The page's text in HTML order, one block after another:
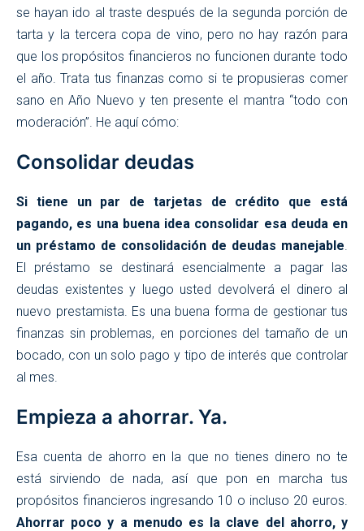
se hayan ido al traste después de la segunda porción de
tarta y la tercera copa de vino, pero no hay razón para
que los propósitos financieros no funcionen durante todo
el año. Trata tus finanzas como si te propusieras comer
sano en Año Nuevo y ten presente el mantra “todo con
moderación”. He aquí cómo:
Consolidar deudas
Si tiene un par de tarjetas de crédito que está
pagando, es una buena idea consolidar esa deuda en
un préstamo de consolidación de deudas manejable
El préstamo se destinará esencialmente a pagar las
deudas existentes y luego usted devolverá el dinero al
nuevo prestamista. Es una buena forma de gestionar tus
finanzas sin problemas, en porciones del tamaño de un
bocado, con un solo pago y tipo de interés que controlar
al mes.
Empieza a ahorrar. Ya.
Esa cuenta de ahorro en la que no tienes dinero no te
está sirviendo de nada, así que pon en marcha tus
propósitos financieros ingresando 10 o incluso 20 euros.
Ahorrar poco y a menudo es la clave del ahorro, y